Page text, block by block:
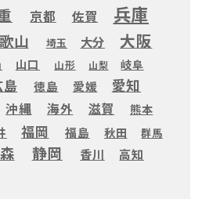
京都 佐賀 兵庫
山 埼玉 大分 大阪
山口 山形 山梨
岐阜
島 徳島 愛媛 愛知
沖縄 海外 滋賀
熊本
福岡 福島 秋田 群馬
静岡 香川 高知